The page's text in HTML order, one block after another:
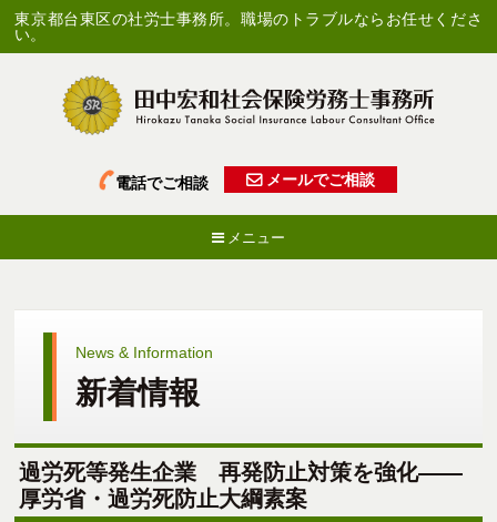
東京都台東区の社労士事務所。職場のトラブルならお任せくださ
い。
電話でご相談 メールでご相談
メニュー
News & Information
新着情報
過労死等発生企業 再発防止対策を強化――
厚労省・過労死防止大綱素案